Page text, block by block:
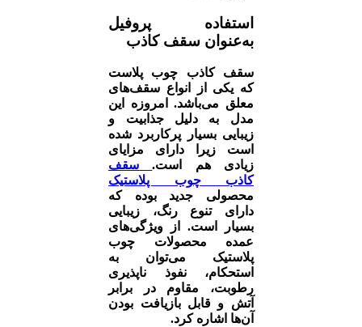
استفاده پروفیل
به‌عنوان سقف کاذب
سقف کاذب چوب پلاست
که یکی از انواع سقف‌های
معلق می‌باشد. امروزه این
مدل به دلیل جذابیت و
زیبایی بسیار پرکاربرد شده
است زیرا دارای مزایای
زیادی هم است.سقف
کاذب چوب پلاستیک
محصولی جدید بوده که
دارای تنوع رنگ، زیبایی
بسیار است. از ویژگی‌های
عمده محصولات چوب
پلاستیک می‌توان به
استحکام، نفوذ ناپذیری
رطوبت، مقاوم در برابر
آتش و قابل بازیافت بودن
آن‌ها اشاره کرد.